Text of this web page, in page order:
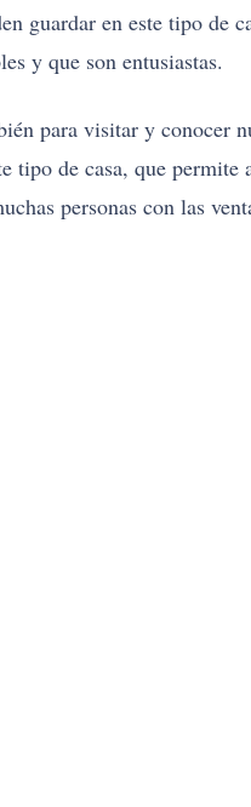
guardar en este tipo de
y que son entusiastas.
para visitar y conocer
tipo de casa, que
personas con las